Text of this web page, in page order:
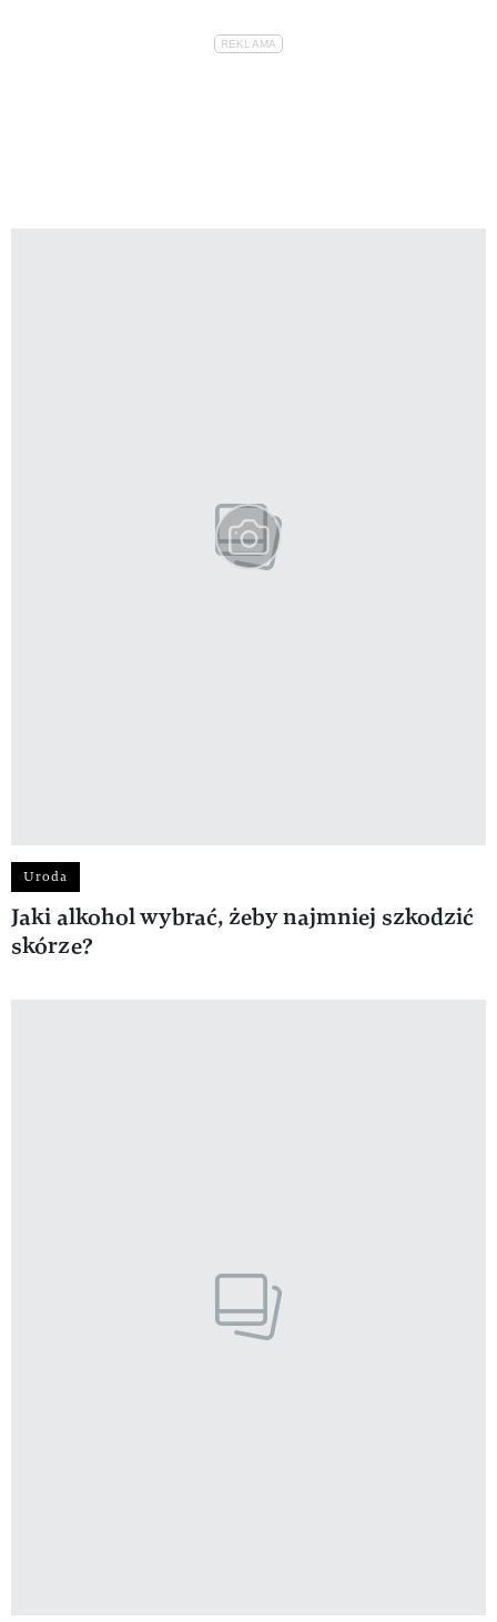
Uroda
Jaki alkohol wybrać, żeby najmniej szkodzić
skórze?